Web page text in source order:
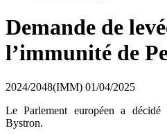
Demande de
l’immunité de
2024/2048(IMM) 01/04/2025
Le Parlement européen a décidé
Bystron.